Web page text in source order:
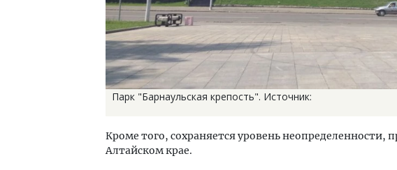
Парк "Барнаульская крепость". Источник:
Кроме того, сохраняется уровень неопределенности,
Алтайском крае.